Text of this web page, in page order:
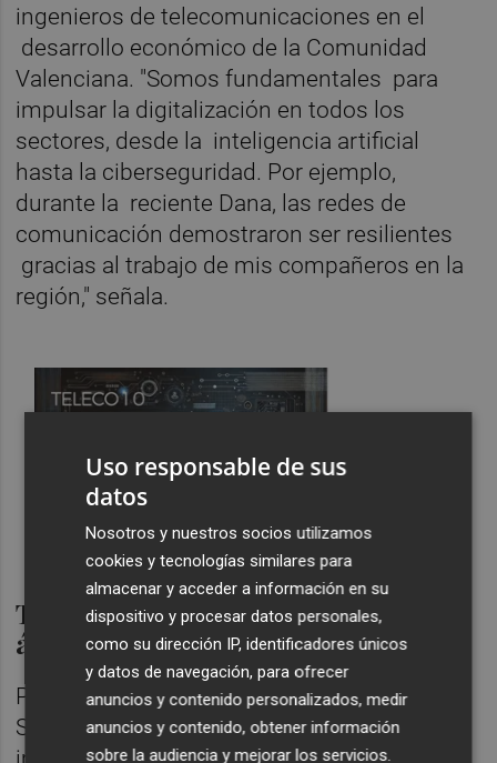
ingenieros de telecomunicaciones en el
desarrollo económico de la Comunidad
Valenciana. "Somos fundamentales para
impulsar la digitalización en todos los
sectores, desde la inteligencia artificial
hasta la ciberseguridad. Por ejemplo,
durante la reciente Dana, las redes de
comunicación demostraron ser resilientes
gracias al trabajo de mis compañeros en la
región," señala.
Transformación digital en el
ámbito educativo
Por su parte, Álvaro Catarineu lidera
ScoolTIC, una consultora tecnológica que
Uso responsable de sus
datos
Nosotros y nuestros socios utilizamos
cookies y tecnologías similares para
almacenar y acceder a información en su
dispositivo y procesar datos personales,
como su dirección IP, identificadores únicos
y datos de navegación, para ofrecer
anuncios y contenido personalizados, medir
anuncios y contenido, obtener información
sobre la audiencia y mejorar los servicios.